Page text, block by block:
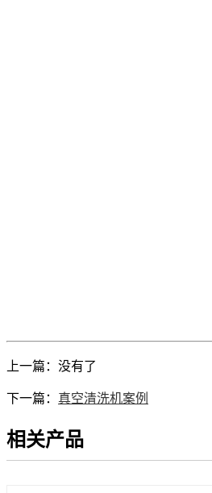
上一篇：没有了
下一篇： 真空清洗机案例
相关产品